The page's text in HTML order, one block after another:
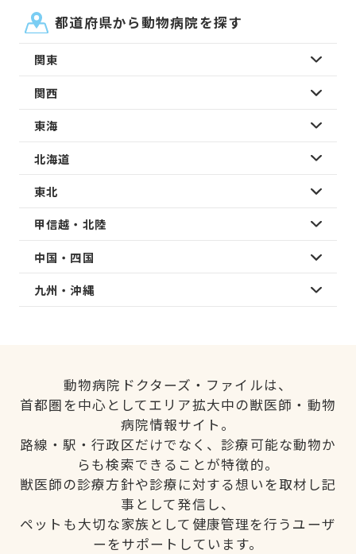
都道府県から動物病院を探す
関東
関西
東海
北海道
東北
甲信越・北陸
中国・四国
九州・沖縄
動物病院ドクターズ・ファイルは、
首都圏を中心としてエリア拡大中の獣医師・動物
病院情報サイト。
路線・駅・行政区だけでなく、診療可能な動物か
らも検索できることが特徴的。
獣医師の診療方針や診療に対する想いを取材し記
事として発信し、
ペットも大切な家族として健康管理を行うユーザ
ーをサポートしています。